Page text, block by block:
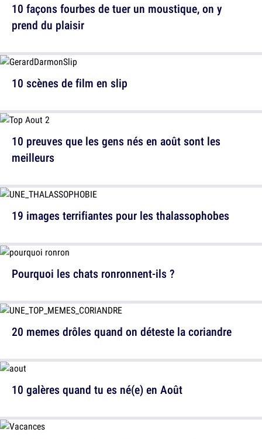
10 façons fourbes de tuer un moustique, on y
prend du plaisir
10 preuves que les gens nés en août sont les
meilleurs
Pourquoi les chats ronronnent-ils ?
10 galères quand tu es né(e) en Août
10 scènes de film en slip
19 images terrifiantes pour les thalassophobes
20 memes drôles quand on déteste la coriandre